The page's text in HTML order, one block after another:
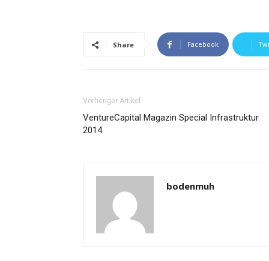
Share Facebook
Vorheriger Artikel
VentureCapital Magazin Special Infrastruktur
2014
bodenmuh